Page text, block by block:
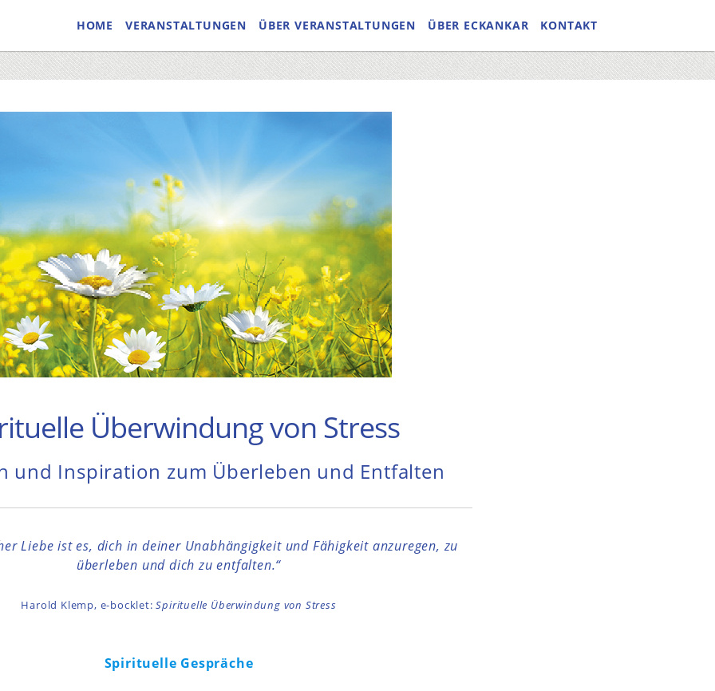
HOME VERANSTALTUNGEN ÜBER VERANSTALTUNGEN ÜBER ECKANKAR KONTAKT
Überwindung von Stress
und Inspiration zum Überleben und Entfalten
Liebe ist es, dich in deiner Unabhängigkeit und Fähigkeit anzuregen, zu
überleben und dich zu entfalten.“
Harold Klemp, e-bocklet:Spirituelle Überwindung von Stress
Spirituelle Gespräche